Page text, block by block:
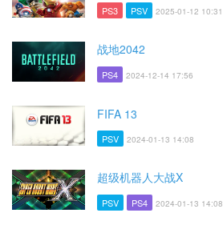
PS3 PSV 2025-01-12 10:31
战地2042
PS4 2024-12-14 17:56
FIFA 13
PSV 2024-01-13 14:08
超级机器人大战X
PSV PS4 2024-01-13 14:08